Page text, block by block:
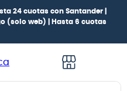
24 cuotas con Santander |
(solo web) |
Hasta 6 cuotas